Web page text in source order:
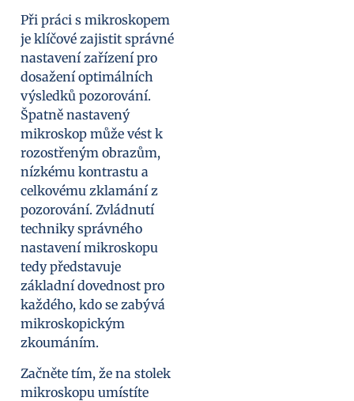
Při práci s mikroskopem
je klíčové zajistit správné
nastavení zařízení pro
dosažení optimálních
výsledků pozorování.
Špatně nastavený
mikroskop může vést k
rozostřeným obrazům,
nízkému kontrastu a
celkovému zklamání z
pozorování. Zvládnutí
techniky správného
nastavení mikroskopu
tedy představuje
základní dovednost pro
každého, kdo se zabývá
mikroskopickým
zkoumáním.
Začněte tím, že na stolek
mikroskopu umístíte